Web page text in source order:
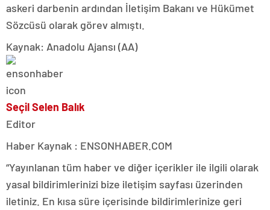
askeri darbenin ardından İletişim Bakanı ve Hükümet
Sözcüsü olarak görev almıştı.
Kaynak: Anadolu Ajansı (AA)
Seçil Selen Balık
Editor
Haber Kaynak : ENSONHABER.COM
“Yayınlanan tüm haber ve diğer içerikler ile ilgili olarak
yasal bildirimlerinizi bize iletişim sayfası üzerinden
iletiniz. En kısa süre içerisinde bildirimlerinize geri